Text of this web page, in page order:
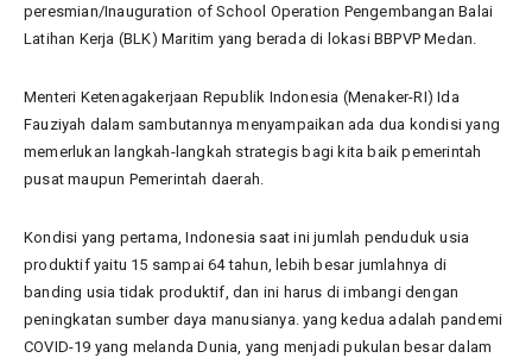
peresmian/Inauguration of School Operation Pengembangan Balai
Latihan Kerja (BLK) Maritim yang berada di lokasi BBPVP Medan.
Menteri Ketenagakerjaan Republik Indonesia (Menaker-RI) Ida
Fauziyah dalam sambutannya menyampaikan ada dua kondisi yang
memerlukan langkah-langkah strategis bagi kita baik pemerintah
pusat maupun Pemerintah daerah.
Kondisi yang pertama, Indonesia saat ini jumlah penduduk usia
produktif yaitu 15 sampai 64 tahun, lebih besar jumlahnya di
banding usia tidak produktif, dan ini harus di imbangi dengan
peningkatan sumber daya manusianya. yang kedua adalah pandemi
COVID-19 yang melanda Dunia, yang menjadi pukulan besar dalam